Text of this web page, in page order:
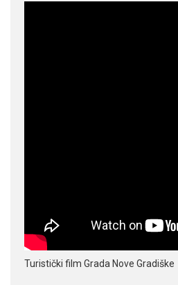
Turistički film Grada Nove Gradiške